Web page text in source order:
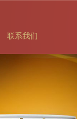
联系我们